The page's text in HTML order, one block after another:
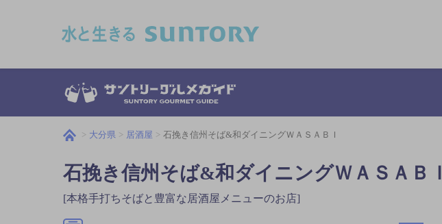
大分県 居酒屋 石挽き信州そば&和ダイニングＷＡＳＡＢＩ
石挽き信州そば&和ダイニングＷＡＳＡＢＩ
[本格手打ちそばと豊富な居酒屋メニューのお店]